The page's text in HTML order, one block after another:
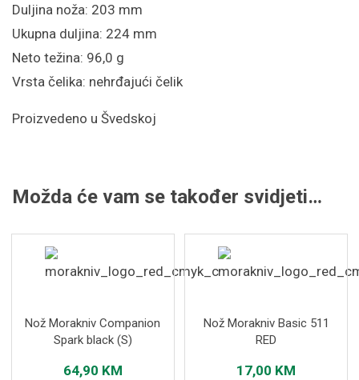
Duljina noža: 203 mm
Ukupna duljina: 224 mm
Neto težina: 96,0 g
Vrsta čelika: nehrđajući čelik
Proizvedeno u Švedskoj
Možda će vam se također svidjeti…
Nož Morakniv Companion
Spark black (S)
64,90 KM
Nož Morakniv Basic 511
RED
17,00 KM